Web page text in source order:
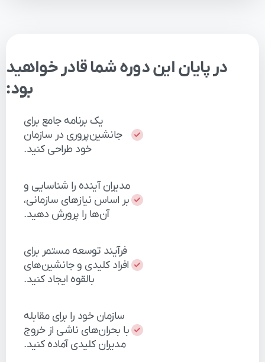
در پایانایندورهشماقادر خواهید
بود:
یک برنامه جامع برای
جانشین‌پروری در سازمان
خود طراحی کنید.
مدیران آینده را شناسایی و
بر اساس نیازهای سازمانی،
آن‌ها را پرورش دهید.
فرآیند توسعه مستمر برای
افراد کلیدی و جانشین‌های
بالقوه ایجاد کنید.
سازمان خود را برای مقابله
با بحران‌های ناشی از خروج
مدیران کلیدی آماده کنید.